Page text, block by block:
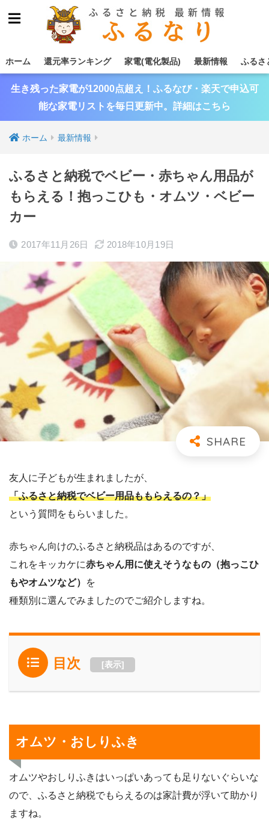
ホーム 還元率ランキング 家電(電化製品) 最新情報 ふるさ
生き残った家電が12000点超え！ふるなび・楽天で申込可
能な家電リストを毎日更新中。詳細はこちら
ホーム 最新情報
ふるさと納税でベビー・赤ちゃん用品が
もらえる！抱っこひも・オムツ・ベビー
カー
2017年11月26日 2018年10月19日
友人に子どもが生まれましたが、
「ふるさと納税でベビー用品ももらえるの？」
という質問をもらいました。
赤ちゃん向けのふるさと納税品はあるのですが、
これをキッカケに赤ちゃん用に使えそうなもの（抱っこひ
もやオムツなど）
を
種類別に選んでみましたのでご紹介しますね。
目次 [表示]
オムツ・おしりふき
オムツやおしりふきはいっぱいあっても足りないぐらいな
ので、ふるさと納税でもらえるのは家計費が浮いて助かり
ますね。